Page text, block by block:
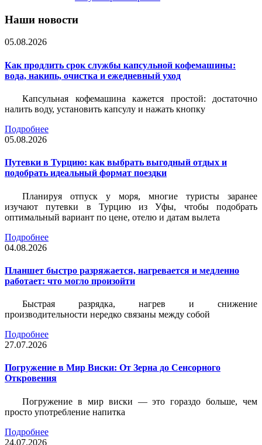
Наши новости
05.08.2026
Как продлить срок службы капсульной кофемашины:
вода, накипь, очистка и ежедневный уход
Капсульная кофемашина кажется простой: достаточно
налить воду, установить капсулу и нажать кнопку
Подробнее
05.08.2026
Путевки в Турцию: как выбрать выгодный отдых и
подобрать идеальный формат поездки
Планируя отпуск у моря, многие туристы заранее
изучают путевки в Турцию из Уфы, чтобы подобрать
оптимальный вариант по цене, отелю и датам вылета
Подробнее
04.08.2026
Планшет быстро разряжается, нагревается и медленно
работает: что могло произойти
Быстрая разрядка, нагрев и снижение
производительности нередко связаны между собой
Подробнее
27.07.2026
Погружение в Мир Виски: От Зерна до Сенсорного
Откровения
Погружение в мир виски — это гораздо больше, чем
просто употребление напитка
Подробнее
24.07.2026